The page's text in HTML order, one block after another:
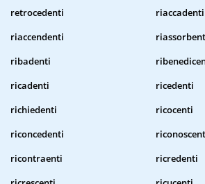
retrocedenti
riaccadenti
riaccendenti
ribadenti
ricadenti
ricedenti
richiedenti
ricocenti
riconcedenti
ricontraenti
ricredenti